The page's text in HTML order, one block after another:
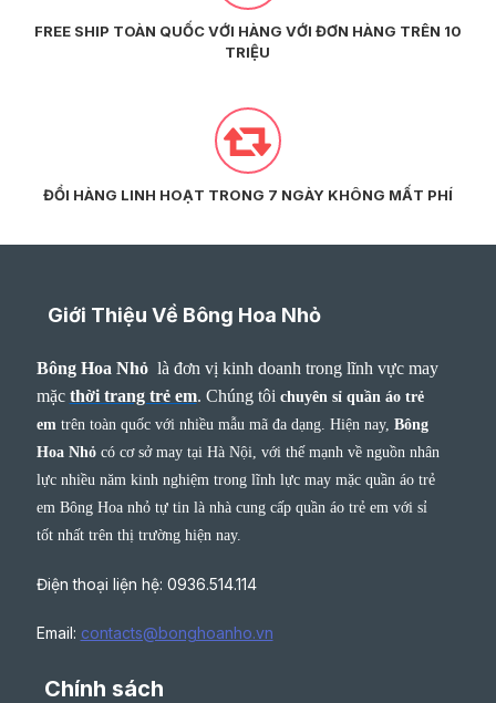
FREE SHIP TOÀN QUỐC VỚI HÀNG VỚI ĐƠN HÀNG TRÊN 10
TRIỆU
ĐỔI HÀNG LINH HOẠT TRONG 7 NGÀY KHÔNG MẤT PHÍ
Giới Thiệu Về Bông Hoa Nhỏ
Bông Hoa Nhỏ là đơn vị kinh doanh trong lĩnh vực may
mặc thời trang trẻ em. Chúng tôi chuyên sỉ quần áo trẻ
em trên toàn quốc với nhiều mẫu mã đa dạng. Hiện nay, Bông
Hoa Nhỏcó cơ sở may tại Hà Nội, với thế mạnh về nguồn nhân
lực nhiều năm kinh nghiệm trong lĩnh lực may mặc quần áo trẻ
em Bông Hoa nhỏ tự tin là nhà cung cấp quần áo trẻ em với sỉ
tốt nhất trên thị trường hiện nay.
Điện thoại liện hệ: 0936.514.114
Email: contacts@bonghoanho.vn
Chính sách